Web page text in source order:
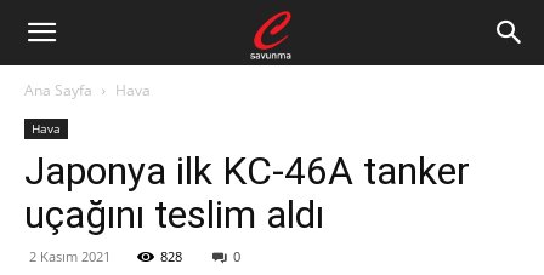
Ana Sayfa Hava
Hava
Japonya ilk KC-46A tanker
uçağını teslim aldı
2 Kasım 2021 828 0